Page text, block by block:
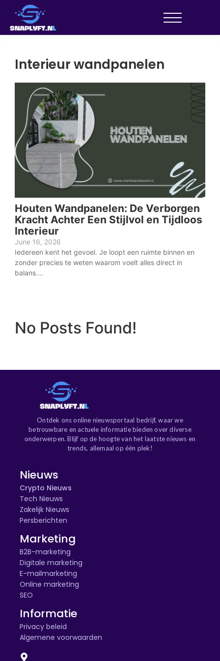
Interieur wandpanelen
Houten Wandpanelen: De Verborgen
Kracht Achter Een Stijlvol en Tijdloos
Interieur
June 16, 2026
Iedereen kent het gevoel. Je loopt een ruimte binnen en
zonder precies te weten waarom voelt alles direct in
balans.…
No Posts Found!
Ontdek ons online nieuwsportaal bedrijf, waar we
betrouwbare en actuele informatie bieden over diverse
onderwerpen. Blijf op de hoogte van het laatste nieuws en
trends, allemaal op één plek!
Nieuws
Crypto Nieuws
Tech Nieuws
Zakelijk Nieuws
Persberichten
Marketing
B2B-marketing
Digitale marketing
E-mailmarketing
Online marketing
SEO
Informatie
Privacy beleid
Algemene voorwaarden